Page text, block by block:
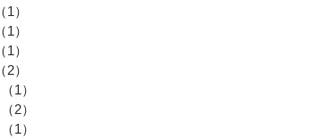
（1）
（1）
（1）
（2）
（1）
（2）
（1）